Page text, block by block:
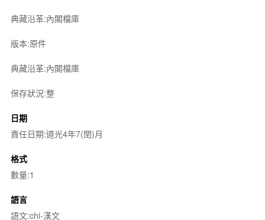
典藏沿革:內閣檔庫
版本:原件
典藏沿革:內閣檔庫
保存狀況:整
日期
責任日期:道光4年7(閏)月
格式
數量:1
語言
語文:chi-漢文